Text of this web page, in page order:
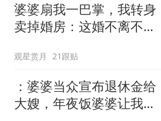
婆婆扇我一巴掌，我转身
卖掉婚房：这婚不离不
观星赏月 21跟贴
：婆婆当众宣布退休金给
大嫂，年夜饭婆婆让我结